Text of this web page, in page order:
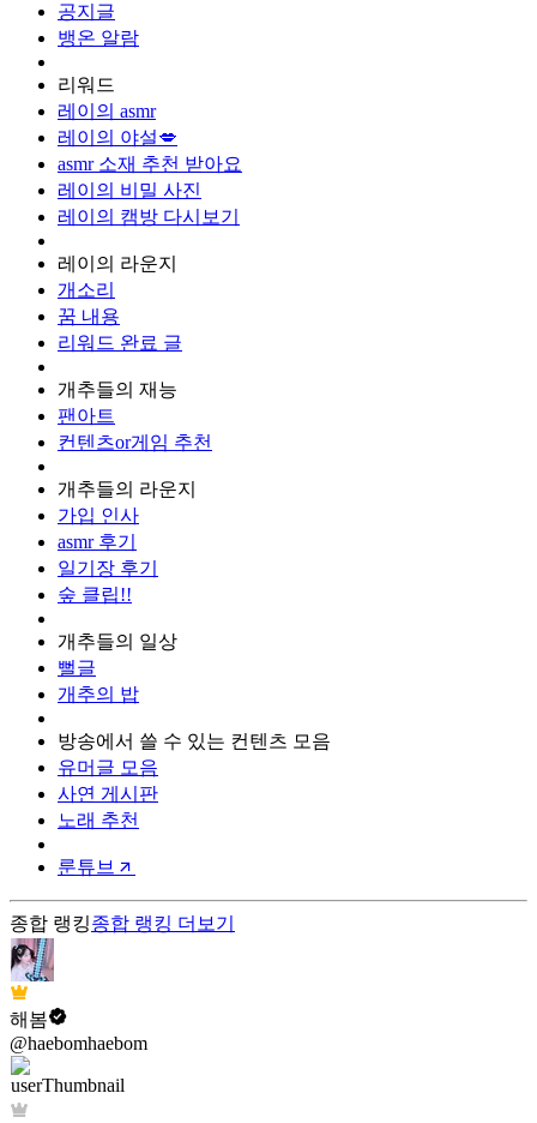
공지글
뱅온 알람
리워드
레이의 asmr
레이의 야설💋
asmr 소재 추천 받아요
레이의 비밀 사진
레이의 캠방 다시보기
레이의 라운지
개소리
꿈 내용
리워드 완료 글
개추들의 재능
팬아트
컨텐츠or게임 추천
개추들의 라운지
가입 인사
asmr 후기
일기장 후기
숲 클립!!
개추들의 일상
뻘글
개추의 밥
방송에서 쓸 수 있는 컨텐츠 모음
유머글 모음
사연 게시판
노래 추천
룬튜브
종합 랭킹종합 랭킹 더보기
해봄
@haebomhaebom